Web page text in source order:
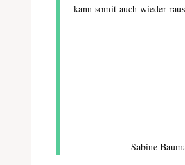
kann somit auch wieder
– Sabine